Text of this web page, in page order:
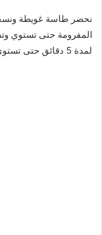
نحضر طاسة غويطة
المفرومة حتى تستوي
لمدة 5 دقائق حتى تستوي.